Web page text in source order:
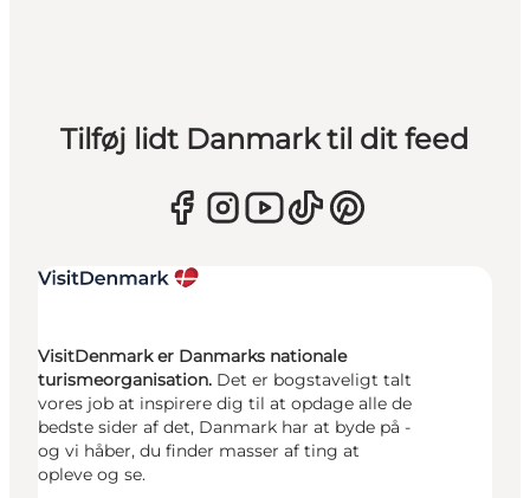
Tilføj lidt Danmark til dit feed
VisitDenmark er Danmarks nationale
turismeorganisation. Det er bogstaveligt talt
vores job at inspirere dig til at opdage alle de
bedste sider af det, Danmark har at byde på -
og vi håber, du finder masser af ting at
opleve og se.